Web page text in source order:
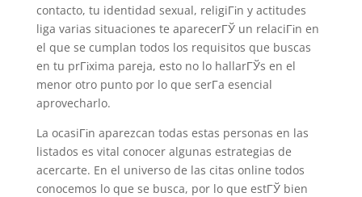
contacto, tu identidad sexual, religiГіn y actitudes
liga varias situaciones te aparecerГЎ un relaciГіn en
el que se cumplan todos los requisitos que buscas
en tu prГіxima pareja, esto no lo hallarГЎs en el
menor otro punto por lo que serГ­a esencial
aprovecharlo.
La ocasiГіn aparezcan todas estas personas en las
listados es vital conocer algunas estrategias de
acercarte. En el universo de las citas online todos
conocemos lo que se busca, por lo que estГЎ bien